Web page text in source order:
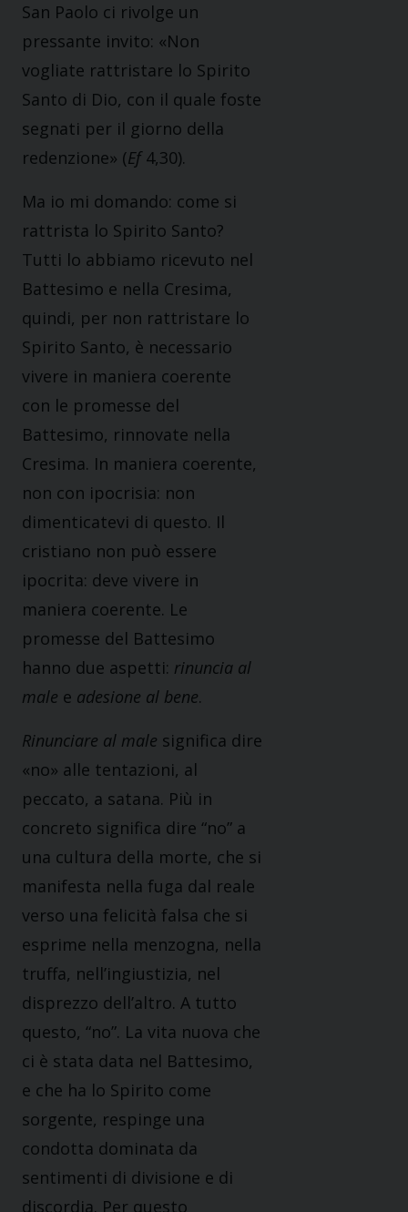
San Paolo ci rivolge un
pressante invito: «Non
vogliate rattristare lo Spirito
Santo di Dio, con il quale foste
segnati per il giorno della
redenzione» (Ef4,30).
Ma io mi domando: come si
rattrista lo Spirito Santo?
Tutti lo abbiamo ricevuto nel
Battesimo e nella Cresima,
quindi, per non rattristare lo
Spirito Santo, è necessario
vivere in maniera coerente
con le promesse del
Battesimo, rinnovate nella
Cresima. In maniera coerente,
non con ipocrisia: non
dimenticatevi di questo. Il
cristiano non può essere
ipocrita: deve vivere in
maniera coerente. Le
promesse del Battesimo
hanno due aspetti: rinuncia al
male e adesione al bene.
Rinunciare al male significa dire
«no» alle tentazioni, al
peccato, a satana. Più in
concreto significa dire “no” a
una cultura della morte, che si
manifesta nella fuga dal reale
verso una felicità falsa che si
esprime nella menzogna, nella
truffa, nell’ingiustizia, nel
disprezzo dell’altro. A tutto
questo, “no”. La vita nuova che
ci è stata data nel Battesimo,
e che ha lo Spirito come
sorgente, respinge una
condotta dominata da
sentimenti di divisione e di
discordia. Per questo